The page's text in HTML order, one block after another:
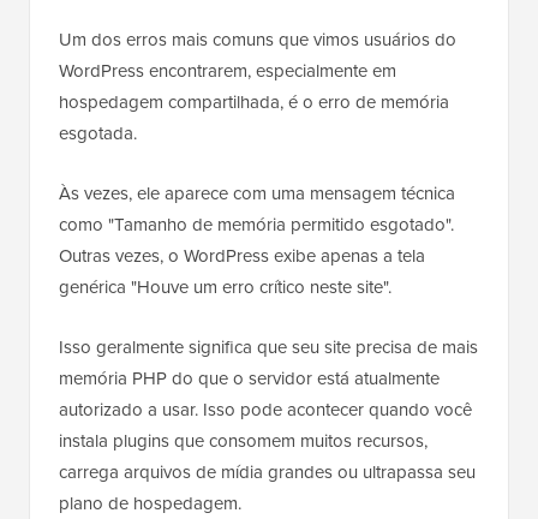
Um dos erros mais comuns que vimos usuários do
WordPress encontrarem, especialmente em
hospedagem compartilhada, é o erro de memória
esgotada.
Às vezes, ele aparece com uma mensagem técnica
como "Tamanho de memória permitido esgotado".
Outras vezes, o WordPress exibe apenas a tela
genérica "Houve um erro crítico neste site".
Isso geralmente significa que seu site precisa de mais
memória PHP do que o servidor está atualmente
autorizado a usar. Isso pode acontecer quando você
instala plugins que consomem muitos recursos,
carrega arquivos de mídia grandes ou ultrapassa seu
plano de hospedagem.